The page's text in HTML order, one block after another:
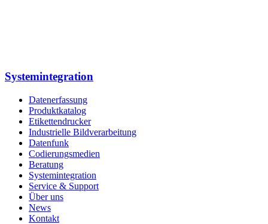
System­integration
Datenerfassung
Produktkatalog
Etikettendrucker
Industrielle Bildverarbeitung
Datenfunk
Codierungs­medien
Beratung
System­integration
Service & Support
Über uns
News
Kontakt